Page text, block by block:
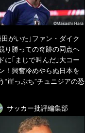
田がいた｣ファン・ダイク
り勝っての奇跡の同点ヘ
に｢まじで叫んだ｣大コー
！興奮冷めやらぬ日本を
“崖っぷち”チュニジアの恐
サッカー批評編集部